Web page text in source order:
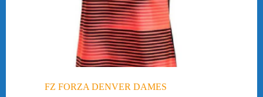
FZ FORZA DENVER DAMES